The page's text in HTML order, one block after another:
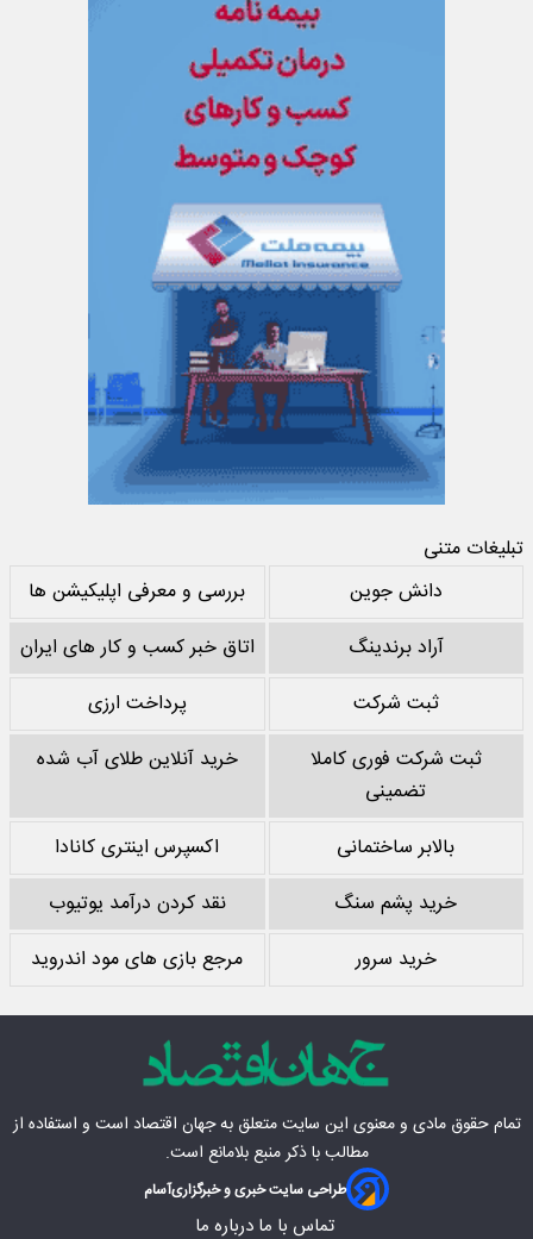
تبلیغات متنی
دانش جوین
بررسی و معرفی اپلیکیشن ها
آراد برندینگ
اتاق خبر کسب و کار های ایران
ثبت شرکت
پرداخت ارزی
ثبت شرکت فوری کاملا
تضمینی
خرید آنلاین طلای آب شده
بالابر ساختمانی
اکسپرس اینتری کانادا
خرید پشم سنگ
نقد کردن درآمد یوتیوب
خرید سرور
مرجع بازی های مود اندروید
تمام حقوق مادی‌ و معنوی این سایت متعلق بهجهان اقتصاد است و استفاده از
مطالب با ذکر منبع بلامانع است.
طراحی سایت خبری و خبرگزاریآسام
تماس با ما درباره ما